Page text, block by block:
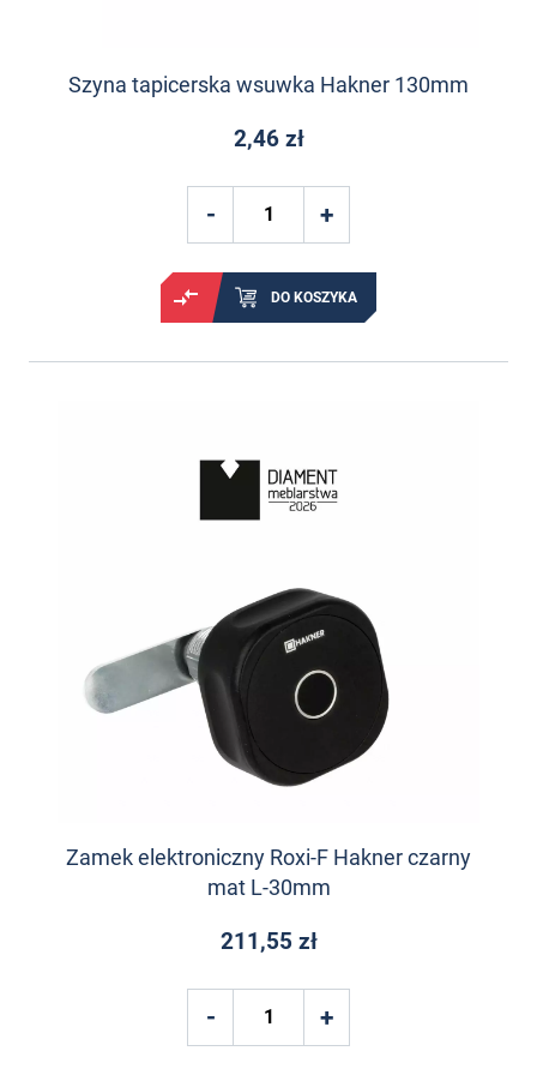
Szyna tapicerska wsuwka Hakner 130mm
2,46 zł
DO KOSZYKA
Zamek elektroniczny Roxi-F Hakner czarny
mat L-30mm
211,55 zł